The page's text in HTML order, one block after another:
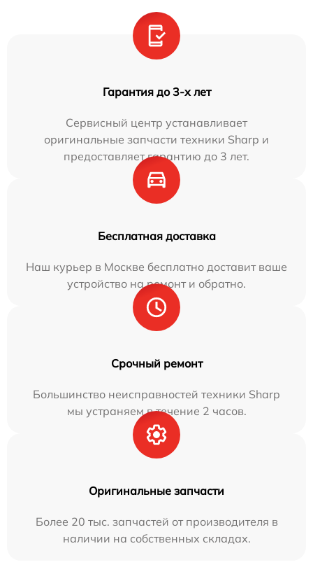
Гарантия до 3-х лет
Сервисный центр устанавливает
оригинальные запчасти техники Sharp и
предоставляет гарантию до 3 лет.
Бесплатная доставка
Наш курьер в Москве бесплатно доставит ваше
устройство на ремонт и обратно.
Срочный ремонт
Большинство неисправностей техники Sharp
мы устраняем в течение 2 часов.
Оригинальные запчасти
Более 20 тыс. запчастей от производителя в
наличии на собственных складах.